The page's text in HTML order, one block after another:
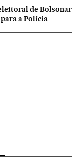
de
a Polícia